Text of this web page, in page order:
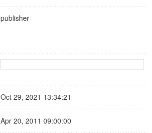
publisher
Oct 29, 2021 13:34:21
Apr 20, 2011 09:00:00